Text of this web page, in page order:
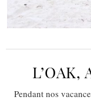
L’OAK,
Pendant nos